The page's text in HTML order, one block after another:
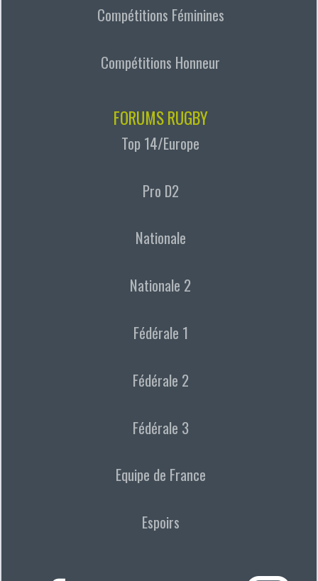
Compétitions Féminines
Compétitions Honneur
FORUMS RUGBY
Top 14/Europe
Pro D2
Nationale
Nationale 2
Fédérale 1
Fédérale 2
Fédérale 3
Equipe de France
Espoirs